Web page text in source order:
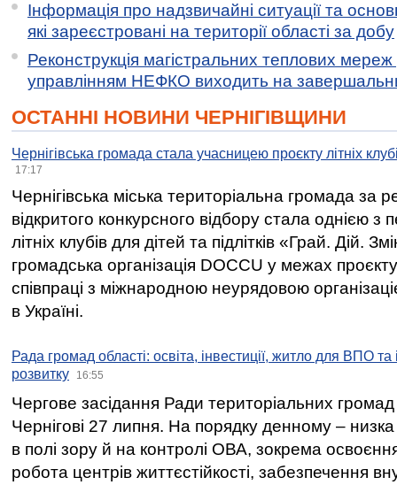
Інформація про надзвичайні ситуації та
які зареєстровані на території області за добу
Реконструкція магістральних теплових мереж
управлінням НЕФКО виходить на
ОСТАННІ НОВИНИ ЧЕРНІГІВЩИНИ
Чернігівська громада стала учасницею проєкту літніх
17:17
Чернігівська міська територіальна громада за
відкритого конкурсного відбору стала однією
літніх клубів для дітей та підлітків «Грай. Дій.
громадська організація DOCCU у межах
співпраці з міжнародною неурядовою
в Україні.
Рада громад області: освіта, інвестиції, житло для ВПО
розвитку
16:55
Чергове засідання Ради територіальних громад
Чернігові 27 липня. На порядку денному –
в полі зору й на контролі ОВА, зокрема освоєння
робота центрів життєстійкості, забезпечення